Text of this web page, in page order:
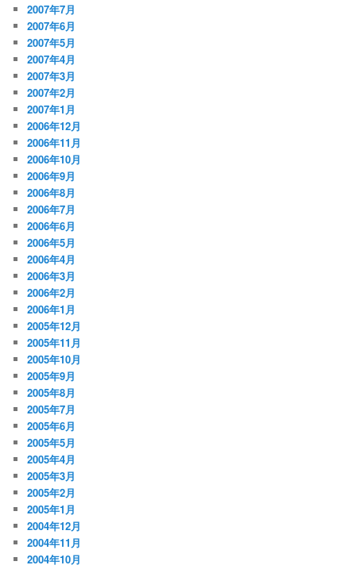
2007年7月
2007年6月
2007年5月
2007年4月
2007年3月
2007年2月
2007年1月
2006年12月
2006年11月
2006年10月
2006年9月
2006年8月
2006年7月
2006年6月
2006年5月
2006年4月
2006年3月
2006年2月
2006年1月
2005年12月
2005年11月
2005年10月
2005年9月
2005年8月
2005年7月
2005年6月
2005年5月
2005年4月
2005年3月
2005年2月
2005年1月
2004年12月
2004年11月
2004年10月